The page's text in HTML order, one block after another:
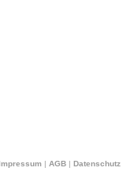
Impressum AGB Datenschutz